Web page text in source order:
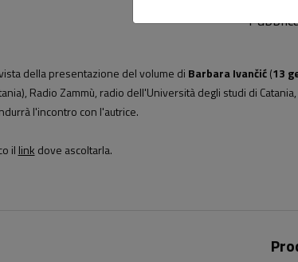
della presentazione del volume di Barbara Ivančić(13
, Radio Zammù, radio dell'Università degli studi di
l'incontro con l'autrice.
il link dove ascoltarla.